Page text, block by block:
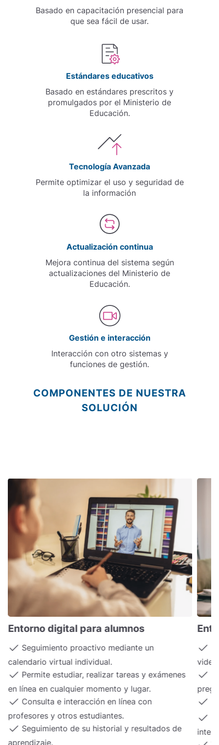
Basado en capacitación presencial para
que sea fácil de usar.
Estándares educativos
Basado en estándares prescritos y
promulgados por el Ministerio de
Educación.
Tecnología Avanzada
Permite optimizar el uso y seguridad de
la información
Actualización continua
Mejora continua del sistema según
actualizaciones del Ministerio de
Educación.
Gestión e interacción
Interacción con otro sistemas y
funciones de gestión.
COMPONENTES DE NUESTRA
SOLUCIÓN
Entorno digital para alumnos
Seguimiento proactivo mediante un
calendario virtual individual.
Permite estudiar, realizar tareas y exámenes
en línea en cualquier momento y lugar.
Consulta e interacción en línea con
profesores y otros estudiantes.
Seguimiento de su historial y resultados de
aprendizaje.